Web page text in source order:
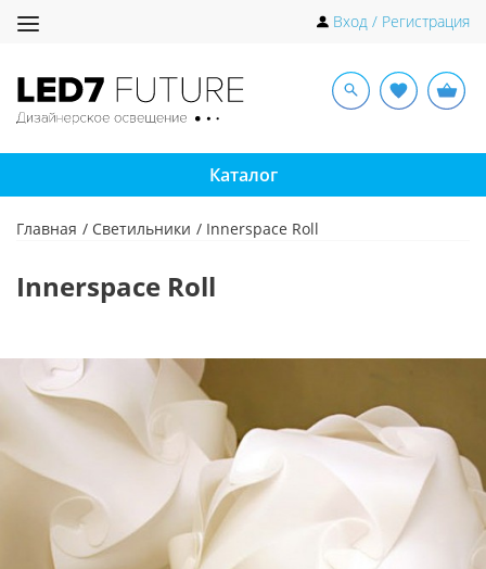
Toggle
Вход / Регистрация
Каталог
Главная Светильники Innerspace Roll
Innerspace Roll